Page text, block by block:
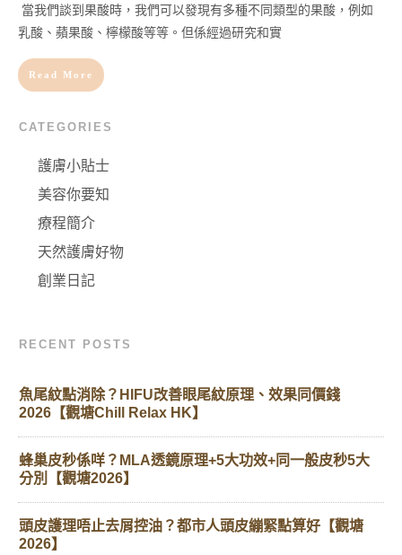
當我們談到果酸時，我們可以發現有多種不同類型的果酸，例如
乳酸、蘋果酸、檸檬酸等等。但係經過研究和實
Read More
CATEGORIES
護膚小貼士
美容你要知
療程簡介
天然護膚好物
創業日記
RECENT POSTS
魚尾紋點消除？HIFU改善眼尾紋原理、效果同價錢
2026【觀塘Chill Relax HK】
蜂巢皮秒係咩？MLA透鏡原理+5大功效+同一般皮秒5大
分別【觀塘2026】
頭皮護理唔止去屑控油？都市人頭皮繃緊點算好【觀塘
2026】